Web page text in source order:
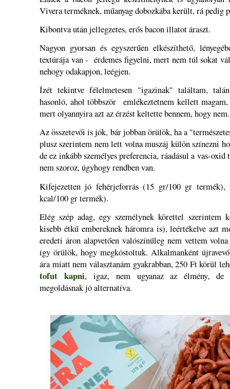
Vivera terméknek, műanyag dobozkába került, rá pedig
Kibontva után jellegzetes, erős bacon illatot áraszt.
Nagyon gyorsan és egyszerűen elkészíthető,
textúrája van - érdemes figyelni, mert nem túl sokat
nehogy odakapjon, leégjen.
Ízét tekintve félelmetesen "igazinak" találtam,
hasonló, ahol többször emlékeztetnem kellett
mert olyannyira azt az érzést keltette bennem, hogy
Az összetevői is jók, bár jobban örülök, ha a
plusz szerintem nem lett volna muszáj külön színezni
de ez inkább személyes preferencia, ráadásul a vas-
nem szoroz, úgyhogy rendben van.
Kifejezetten jó fehérjeforrás (15 gr/100 gr termék),
kcal/100 gr termék).
Elég szép adag, egy személynek körettel szerintem
kisebb étkű embereknek háromra is), leértékelve azt
eredeti áron alapvetően valószínűleg nem vettem
így örülök, hogy megkóstoltuk. Alkalmanként
ára miatt nem választanám gyakrabban, 250 Ft körül
tofut kapni, igaz, nem ugyanaz az élmény, de
megoldásnak jó alternatíva.